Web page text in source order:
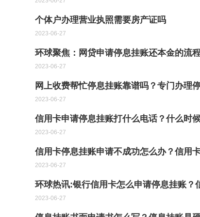
个体户办理营业执照需要房产证吗
2023-06-27
环球聚焦：网贷申请停息挂账还本金的流
2023-06-27
网上收费帮忙停息挂账靠谱吗？专门办理
2023-06-27
信用卡申请停息挂账打什么电话？什么时
2023-06-27
信用卡停息挂账申请不成功怎么办？信用
2023-06-27
环球热讯:银行信用卡怎么申请停息挂账？
2023-06-27